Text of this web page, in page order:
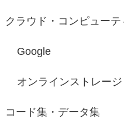
クラウド・コンピューテ
Google
オンラインストレージ
コード集・データ集